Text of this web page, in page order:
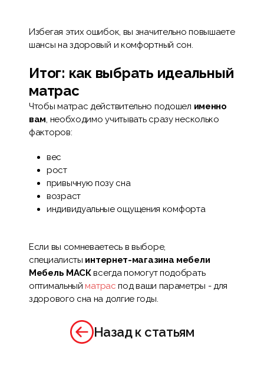
Избегая этих ошибок, вы значительно повышаете
шансы на здоровый и комфортный сон.
Итог: как выбрать идеальный
матрас
Чтобы матрас действительно подошел именно
вам, необходимо учитывать сразу несколько
факторов:
вес
рост
привычную позу сна
возраст
индивидуальные ощущения комфорта
Если вы сомневаетесь в выборе,
специалисты интернет-магазина мебели
Мебель МАСКвсегда помогут подобрать
оптимальный матрас под ваши параметры - для
здорового сна на долгие годы.
Назад к статьям